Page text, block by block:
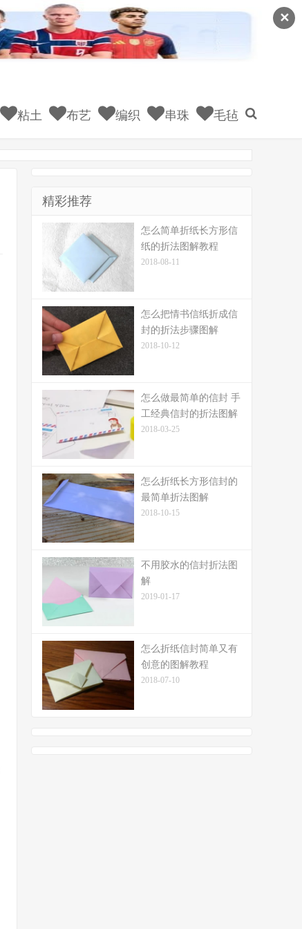
✕
粘土 布艺 编织 串珠 毛毡
精彩推荐
怎么简单折纸长方形信
纸的折法图解教程
2018-08-11
怎么把情书信纸折成信
封的折法步骤图解
2018-10-12
怎么做最简单的信封 手
工经典信封的折法图解
2018-03-25
怎么折纸长方形信封的
最简单折法图解
2018-10-15
不用胶水的信封折法图
解
2019-01-17
怎么折纸信封简单又有
创意的图解教程
2018-07-10